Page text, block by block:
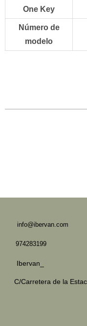
One Key
Número de
modelo
info@ibervan.com
974283199
Ibervan_
C/Carretera de la